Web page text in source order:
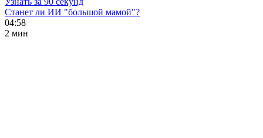
Станет ли ИИ "большой мамой"?
04:58
2 мин